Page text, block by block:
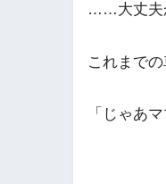
……大丈夫
これまで
「じゃあ